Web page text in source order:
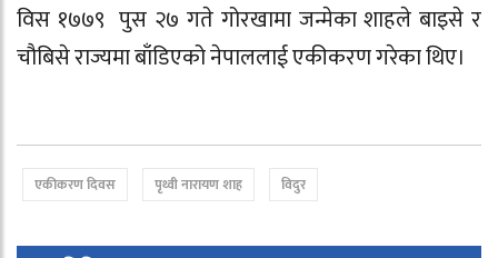
विस १७७९ पुस २७ गते गोरखामा जन्मेका शाहले बाइसे र
चौबिसे राज्यमा बाँडिएको नेपाललाई एकीकरण गरेका थिए।
एकीकरण दिवस पृथ्वी नारायण शाह विदुर